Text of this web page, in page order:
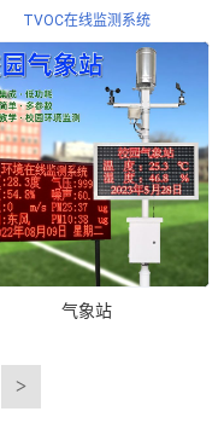
TVOC在线监测系统
气象站